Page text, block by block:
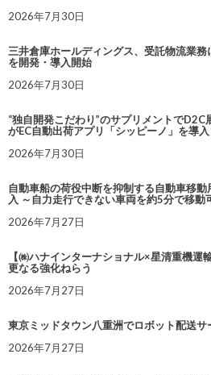
2026年7月30日
三井倉庫ホールディングス、受託物流業務
を開発・導入開始
2026年7月30日
“独自開発こだわり”のサプリメントでD2C
がEC自動出荷アプリ「シッピーノ」を導入
2026年7月30日
自動車船の荷役中断を抑制する自動車移
入 ～自力走行できない車両を約5分で移動
2026年7月27日
【㈱ハナインターナショナル×星清重機運
更なる強化ねらう
2026年7月27日
東京ミッドタウン八重洲でロボット配送サ
2026年7月27日